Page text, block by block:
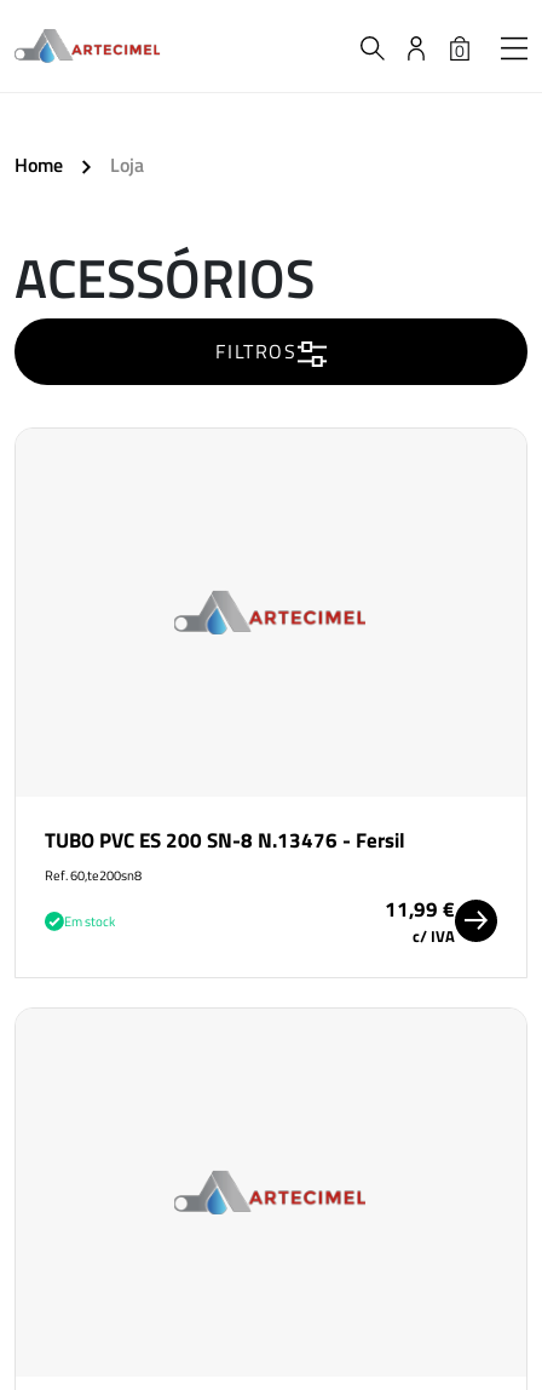
0
Home Loja
ACESSÓRIOS
FILTROS
TUBO PVC ES 200 SN-8 N.13476 - Fersil
Ref. 60,te200sn8
Em stock 11,99 €
c/ IVA